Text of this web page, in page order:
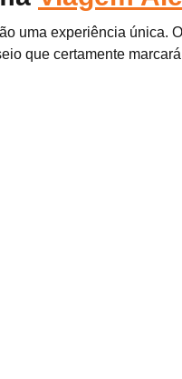
uma experiência única.
que certamente